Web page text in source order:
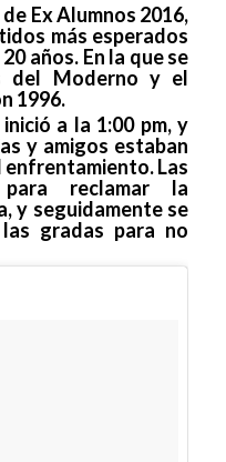
Ex Alumnos 2016,
más esperados
años. En la que se
del Moderno y el
1996.
a la 1:00 pm, y
y amigos estaban
enfrentamiento. Las
reclamar la
y seguidamente se
gradas para no